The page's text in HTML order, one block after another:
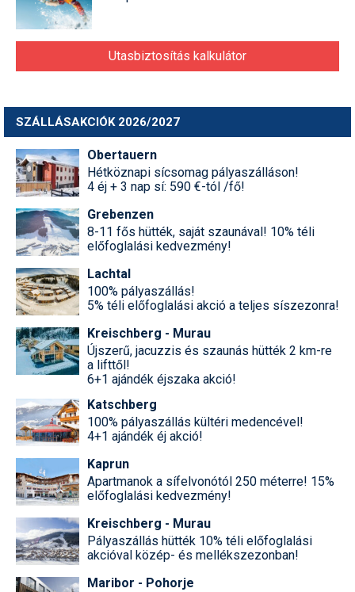
Utasbiztosítás kalkulátor
SZÁLLÁSAKCIÓK 2026/2027
Obertauern
Hétköznapi sícsomag pályaszálláson!
4 éj + 3 nap sí: 590 €-tól /fő!
Grebenzen
8-11 fős hütték, saját szaunával! 10% téli
előfoglalási kedvezmény!
Lachtal
100% pályaszállás!
5% téli előfoglalási akció a teljes síszezonra!
Kreischberg - Murau
Újszerű, jacuzzis és szaunás hütték 2 km-re
a lifttől!
6+1 ajándék éjszaka akció!
Katschberg
100% pályaszállás kültéri medencével!
4+1 ajándék éj akció!
Kaprun
Apartmanok a sífelvonótól 250 méterre! 15%
előfoglalási kedvezmény!
Kreischberg - Murau
Pályaszállás hütték 10% téli előfoglalási
akcióval közép- és mellékszezonban!
Maribor - Pohorje